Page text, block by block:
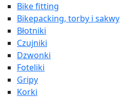
Bike fitting
Bikepacking, torby i sakwy
Błotniki
Czujniki
Dzwonki
Foteliki
Gripy
Korki